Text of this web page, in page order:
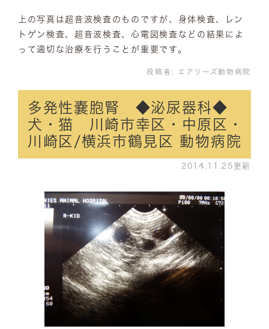
上の写真は超音波検査のものですが、身体検査、レン
トゲン検査、超音波検査、心電図検査などの結果によ
って適切な治療を行うことが重要です。
投稿者: エアリーズ動物病院
多発性嚢胞腎 ◆泌尿器科◆
犬・猫 川崎市幸区・中原区・
川崎区/横浜市鶴見区 動物病院
2014.11.25更新